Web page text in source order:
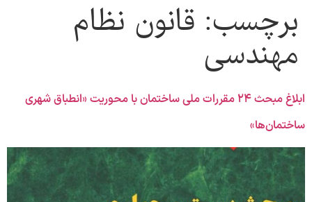
برچسب: قانون نظام
مهندسی
ابلاغ مبحث ۲۴ مقررات ملی ساختمان با محوریت «انطباق شهری
ساختمان‌ها»